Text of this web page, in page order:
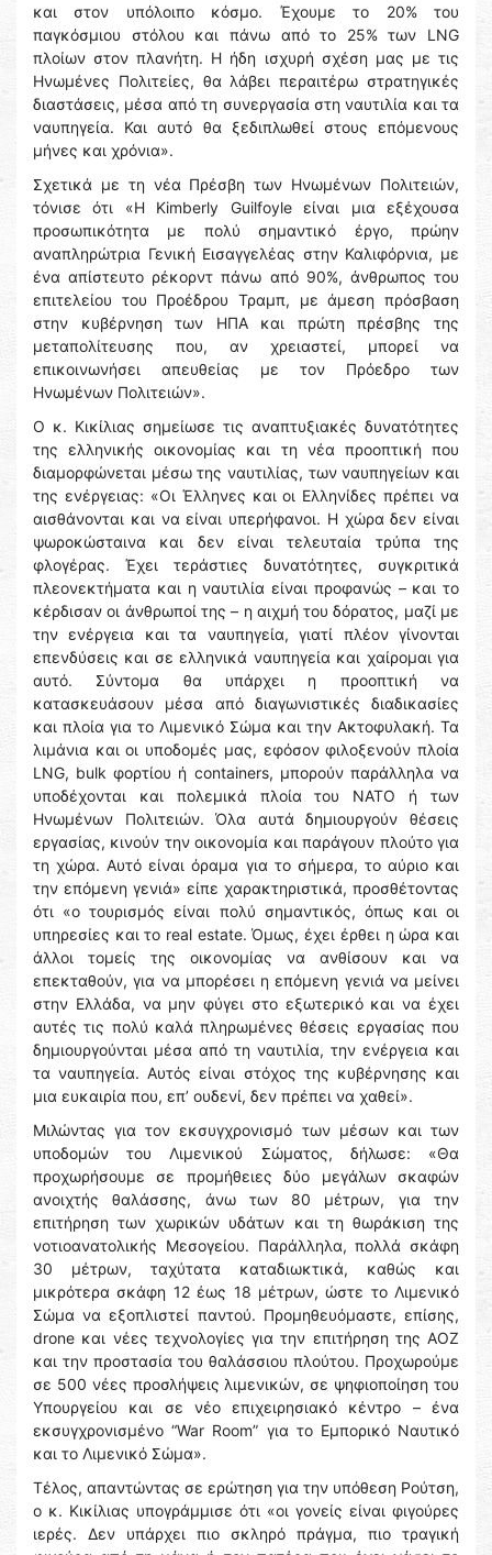
και στον υπόλοιπο κόσμο. Έχουμε το 20% του
παγκόσμιου στόλου και πάνω από το 25% των LNG
πλοίων στον πλανήτη. Η ήδη ισχυρή σχέση μας με τις
Ηνωμένες Πολιτείες, θα λάβει περαιτέρω στρατηγικές
διαστάσεις, μέσα από τη συνεργασία στη ναυτιλία και τα
ναυπηγεία. Και αυτό θα ξεδιπλωθεί στους επόμενους
μήνες και χρόνια».
Σχετικά με τη νέα Πρέσβη των Ηνωμένων Πολιτειών,
τόνισε ότι «Η Kimberly Guilfoyle είναι μια εξέχουσα
προσωπικότητα με πολύ σημαντικό έργο, πρώην
αναπληρώτρια Γενική Εισαγγελέας στην Καλιφόρνια, με
ένα απίστευτο ρέκορντ πάνω από 90%, άνθρωπος του
επιτελείου του Προέδρου Τραμπ, με άμεση πρόσβαση
στην κυβέρνηση των ΗΠΑ και πρώτη πρέσβης της
μεταπολίτευσης που, αν χρειαστεί, μπορεί να
επικοινωνήσει απευθείας με τον Πρόεδρο των
Ηνωμένων Πολιτειών».
Ο κ. Κικίλιας σημείωσε τις αναπτυξιακές δυνατότητες
της ελληνικής οικονομίας και τη νέα προοπτική που
διαμορφώνεται μέσω της ναυτιλίας, των ναυπηγείων και
της ενέργειας: «Οι Έλληνες και οι Ελληνίδες πρέπει να
αισθάνονται και να είναι υπερήφανοι. Η χώρα δεν είναι
ψωροκώσταινα και δεν είναι τελευταία τρύπα της
φλογέρας. Έχει τεράστιες δυνατότητες, συγκριτικά
πλεονεκτήματα και η ναυτιλία είναι προφανώς – και το
κέρδισαν οι άνθρωποί της – η αιχμή του δόρατος, μαζί με
την ενέργεια και τα ναυπηγεία, γιατί πλέον γίνονται
επενδύσεις και σε ελληνικά ναυπηγεία και χαίρομαι για
αυτό. Σύντομα θα υπάρχει η προοπτική να
κατασκευάσουν μέσα από διαγωνιστικές διαδικασίες
και πλοία για το Λιμενικό Σώμα και την Ακτοφυλακή. Τα
λιμάνια και οι υποδομές μας, εφόσον φιλοξενούν πλοία
LNG, bulk φορτίου ή containers, μπορούν παράλληλα να
υποδέχονται και πολεμικά πλοία του ΝΑΤΟ ή των
Ηνωμένων Πολιτειών. Όλα αυτά δημιουργούν θέσεις
εργασίας, κινούν την οικονομία και παράγουν πλούτο για
τη χώρα. Αυτό είναι όραμα για το σήμερα, το αύριο και
την επόμενη γενιά» είπε χαρακτηριστικά, προσθέτοντας
ότι «ο τουρισμός είναι πολύ σημαντικός, όπως και οι
υπηρεσίες και το real estate. Όμως, έχει έρθει η ώρα και
άλλοι τομείς της οικονομίας να ανθίσουν και να
επεκταθούν, για να μπορέσει η επόμενη γενιά να μείνει
στην Ελλάδα, να μην φύγει στο εξωτερικό και να έχει
αυτές τις πολύ καλά πληρωμένες θέσεις εργασίας που
δημιουργούνται μέσα από τη ναυτιλία, την ενέργεια και
τα ναυπηγεία. Αυτός είναι στόχος της κυβέρνησης και
μια ευκαιρία που, επ’ ουδενί, δεν πρέπει να χαθεί».
Μιλώντας για τον εκσυγχρονισμό των μέσων και των
υποδομών του Λιμενικού Σώματος, δήλωσε: «Θα
προχωρήσουμε σε προμήθειες δύο μεγάλων σκαφών
ανοιχτής θαλάσσης, άνω των 80 μέτρων, για την
επιτήρηση των χωρικών υδάτων και τη θωράκιση της
νοτιοανατολικής Μεσογείου. Παράλληλα, πολλά σκάφη
30 μέτρων, ταχύτατα καταδιωκτικά, καθώς και
μικρότερα σκάφη 12 έως 18 μέτρων, ώστε το Λιμενικό
Σώμα να εξοπλιστεί παντού. Προμηθευόμαστε, επίσης,
drone και νέες τεχνολογίες για την επιτήρηση της ΑΟΖ
και την προστασία του θαλάσσιου πλούτου. Προχωρούμε
σε 500 νέες προσλήψεις λιμενικών, σε ψηφιοποίηση του
Υπουργείου και σε νέο επιχειρησιακό κέντρο – ένα
εκσυγχρονισμένο “War Room” για το Εμπορικό Ναυτικό
και το Λιμενικό Σώμα».
Τέλος, απαντώντας σε ερώτηση για την υπόθεση Ρούτση,
ο κ. Κικίλιας υπογράμμισε ότι «οι γονείς είναι φιγούρες
ιερές. Δεν υπάρχει πιο σκληρό πράγμα, πιο τραγική